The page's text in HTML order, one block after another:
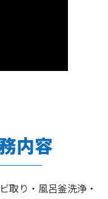
内容
取り・風呂釜洗浄・